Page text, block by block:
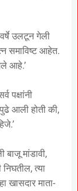
उलटून गेली
समाविष्ट आहेत.
आहे.’
पक्षांनी
आली होती की,
बाजू मांडावी,
निघतील, त्या
खासदार माता-